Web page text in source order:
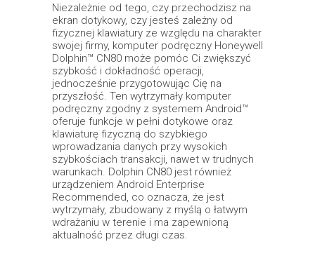
Niezależnie od tego, czy przechodzisz na
ekran dotykowy, czy jesteś zależny od
fizycznej klawiatury ze względu na charakter
swojej firmy, komputer podręczny Honeywell
Dolphin™ CN80 może pomóc Ci zwiększyć
szybkość i dokładność operacji,
jednocześnie przygotowując Cię na
przyszłość. Ten wytrzymały komputer
podręczny zgodny z systemem Android™
oferuje funkcje w pełni dotykowe oraz
klawiaturę fizyczną do szybkiego
wprowadzania danych przy wysokich
szybkościach transakcji, nawet w trudnych
warunkach. Dolphin CN80 jest również
urządzeniem Android Enterprise
Recommended, co oznacza, że jest
wytrzymały, zbudowany z myślą o łatwym
wdrażaniu w terenie i ma zapewnioną
aktualność przez długi czas.